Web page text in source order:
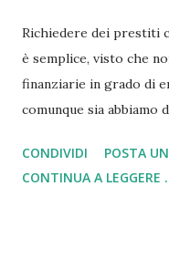
Richiedere dei prestiti
è semplice, visto che
finanziarie in grado di
comunque sia abbiamo
Campania che
cambializzate nel
CONDIVIDI
POSTA
CONTINUA A LEGGERE